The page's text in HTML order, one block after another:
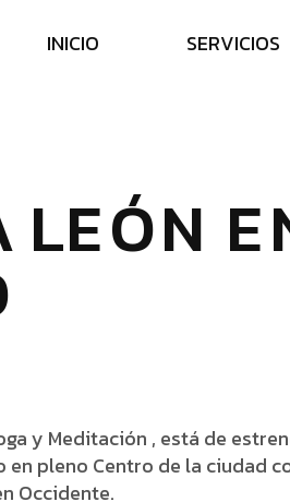
INICIO SERVICIOS
LEÓN E
y Meditación , está de
en pleno Centro de la ciudad
Occidente.